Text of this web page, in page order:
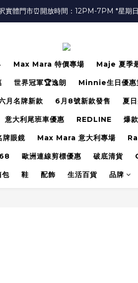
實體門市⏰開放時間：12PM-7PM *星期
實體門市⏰開放時間：12PM-7PM *星期
實體門市⏰開放時間：12PM-7PM *星期日
Max Mara 特價專場 Maje 夏季
世界冠軍🏆逸朗 Minnie生日優惠
月名牌新款 6月8號新款發售 夏
意大利尾班車優惠 REDLINE 爆
牌眼鏡 Max Mara 意大利專場
歐洲連線剪標優惠 破底清貨
包 鞋 配飾 生活百貨 品牌